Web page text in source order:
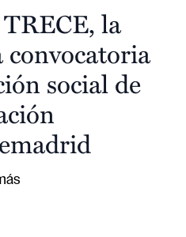
la
convocatoria
social de